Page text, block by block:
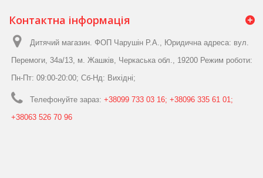
Контактна інформація
Дитячий магазин. ФОП Чарушін Р.А., Юридична адреса: вул.
Перемоги, 34а/13, м. Жашків, Черкаська обл., 19200 Режим роботи:
Пн-Пт: 09:00-20:00; Сб-Нд: Вихідні;
Телефонуйте зараз: +38099 733 03 16; +38096 335 61 01;
+38063 526 70 96